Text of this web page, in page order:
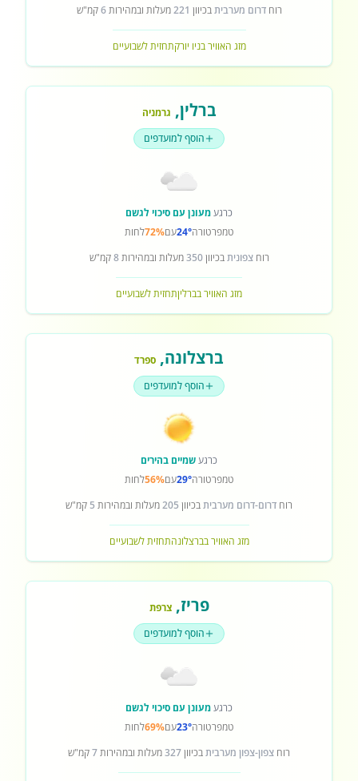
רוחדרום מערביתבכיוון 221מעלות ובמהירות6קמ"ש
מזג האוויר בניו יורקתחזית לשבועיים
ברלין, גרמניה
הוסף למועדפים
כרגעמעונן עם סיכוי לגשם
טמפרטורה24°עם72%לחות
רוחצפוניתבכיוון350מעלות ובמהירות8קמ"ש
מזג האוויר בברליןתחזית לשבועיים
ברצלונה, ספרד
הוסף למועדפים
כרגעשמיים בהירים
טמפרטורה29°עם56%לחות
רוח דרום-דרום מערביתבכיוון 205מעלות ובמהירות 5 קמ"ש
מזג האוויר בברצלונהתחזית לשבועיים
פריז,צרפת
הוסף למועדפים
כרגעמעונן עם סיכוי לגשם
טמפרטורה23°עם69%לחות
רוח צפון-צפון מערביתבכיוון327מעלות ובמהירות7קמ"ש